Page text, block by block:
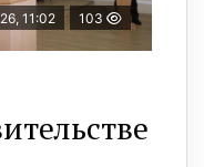
11:02 103